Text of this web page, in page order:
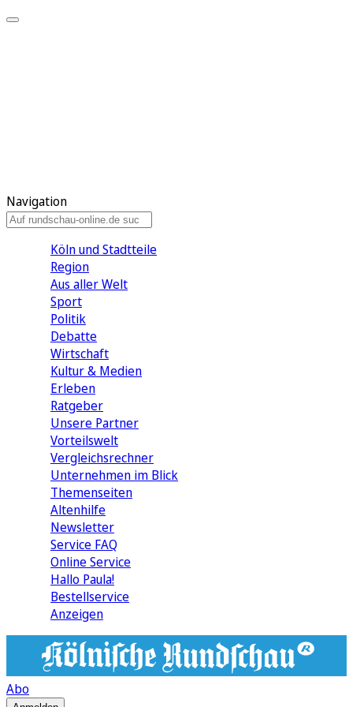
Navigation
Köln und Stadtteile
Region
Aus aller Welt
Sport
Politik
Debatte
Wirtschaft
Kultur & Medien
Erleben
Ratgeber
Unsere Partner
Vorteilswelt
Vergleichsrechner
Unternehmen im Blick
Themenseiten
Altenhilfe
Newsletter
Service FAQ
Online Service
Hallo Paula!
Bestellservice
Anzeigen
Abo